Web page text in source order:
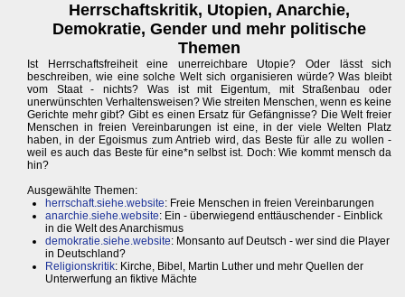
Herrschaftskritik, Utopien, Anarchie,
Demokratie, Gender und mehr politische
Themen
Ist Herrschaftsfreiheit eine unerreichbare Utopie? Oder lässt sich
beschreiben, wie eine solche Welt sich organisieren würde? Was bleibt
vom Staat - nichts? Was ist mit Eigentum, mit Straßenbau oder
unerwünschten Verhaltensweisen? Wie streiten Menschen, wenn es keine
Gerichte mehr gibt? Gibt es einen Ersatz für Gefängnisse? Die Welt freier
Menschen in freien Vereinbarungen ist eine, in der viele Welten Platz
haben, in der Egoismus zum Antrieb wird, das Beste für alle zu wollen -
weil es auch das Beste für eine*n selbst ist. Doch: Wie kommt mensch da
hin?
Ausgewählte Themen:
herrschaft.siehe.website: Freie Menschen in freien Vereinbarungen
anarchie.siehe.website: Ein - überwiegend enttäuschender - Einblick
in die Welt des Anarchismus
demokratie.siehe.website: Monsanto auf Deutsch - wer sind die Player
in Deutschland?
Religionskritik: Kirche, Bibel, Martin Luther und mehr Quellen der
Unterwerfung an fiktive Mächte